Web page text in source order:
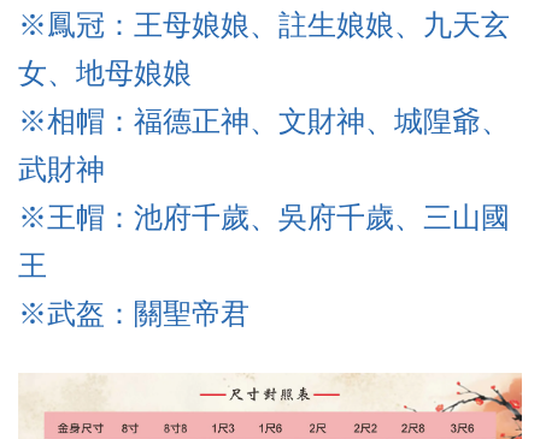
※鳳冠：王母娘娘、註生娘娘、九天玄
女、地母娘娘
※相帽：福德正神、文財神、城隍爺、
武財神
※王帽：池府千歲、吳府千歲、三山國
王
※武盔 ：關聖帝君